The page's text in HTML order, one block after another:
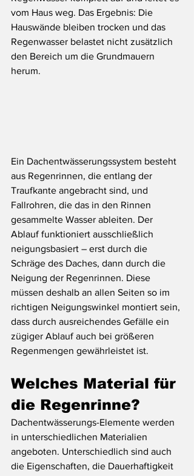
vom Haus weg. Das Ergebnis: Die
Hauswände bleiben trocken und das
Regenwasser belastet nicht zusätzlich
den Bereich um die Grundmauern
herum.
Ein Dachentwässerungssystem besteht
aus Regenrinnen, die entlang der
Traufkante angebracht sind, und
Fallrohren, die das in den Rinnen
gesammelte Wasser ableiten. Der
Ablauf funktioniert ausschließlich
neigungsbasiert – erst durch die
Schräge des Daches, dann durch die
Neigung der Regenrinnen. Diese
müssen deshalb an allen Seiten so im
richtigen Neigungswinkel montiert sein,
dass durch ausreichendes Gefälle ein
zügiger Ablauf auch bei größeren
Regenmengen gewährleistet ist.
Welches Material für
die Regenrinne?
Dachentwässerungs-Elemente werden
in unterschiedlichen Materialien
angeboten. Unterschiedlich sind auch
die Eigenschaften, die Dauerhaftigkeit